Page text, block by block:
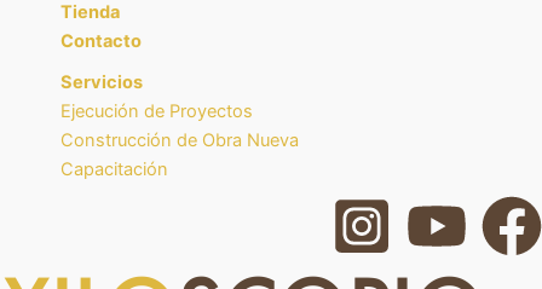
Tienda
Contacto
Servicios
Ejecución de Proyectos
Construcción de Obra Nueva
Capacitación